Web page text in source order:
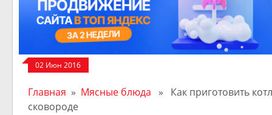
02 Июн 2016
Главная » Мясные блюда » Как приготовить
сковороде